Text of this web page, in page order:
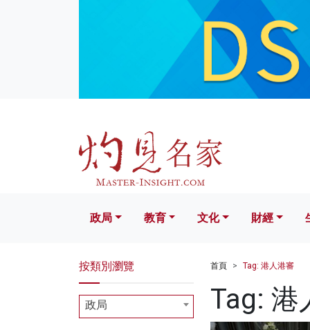
文化 財經 生活
政局 教育 文化 財經
首頁 Tag: 港人港審
Tag: 港
按類別瀏覽
政局